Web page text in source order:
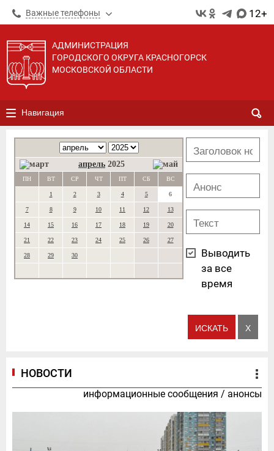
Важные телефоны 12+
АДМИНИСТРАЦИЯ
ГОРОДСКОГО ОКРУГА КРАСНОГОРСК
МОСКОВСКОЙ ОБЛАСТИ
Навигация
апрель 2025
ПН ВТ СР ЧТ ПТ СБ ВС
1 2 3 4 5 6
7 8 9 10 11 12 13
14 15 16 17 18 19 20
21 22 23 24 25 26 27
28 29 30
Выводить
за все
время
НОВОСТИ
информационные сообщения / анонсы